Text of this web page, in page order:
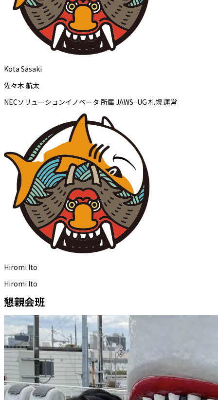
Kota Sasaki
佐々木 航太
NECソリューションイノベータ 所属 JAWS−UG 札幌 運営
Hiromi Ito
Hiromi Ito
懇親会班